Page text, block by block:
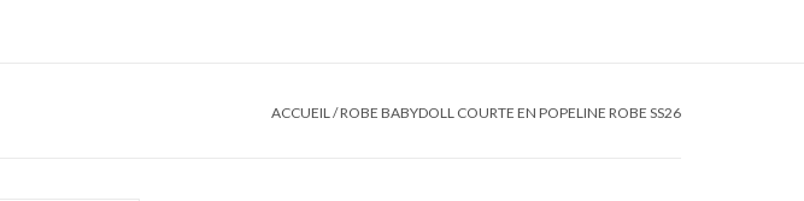
ACCUEIL/ROBE BABYDOLL COURTE EN POPELINE ROBE SS26